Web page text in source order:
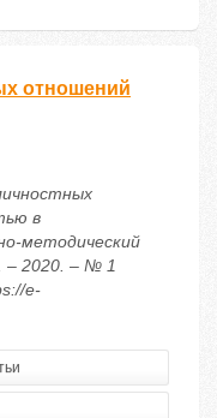
отношений
в
методический
– 2020. – № 1
e-